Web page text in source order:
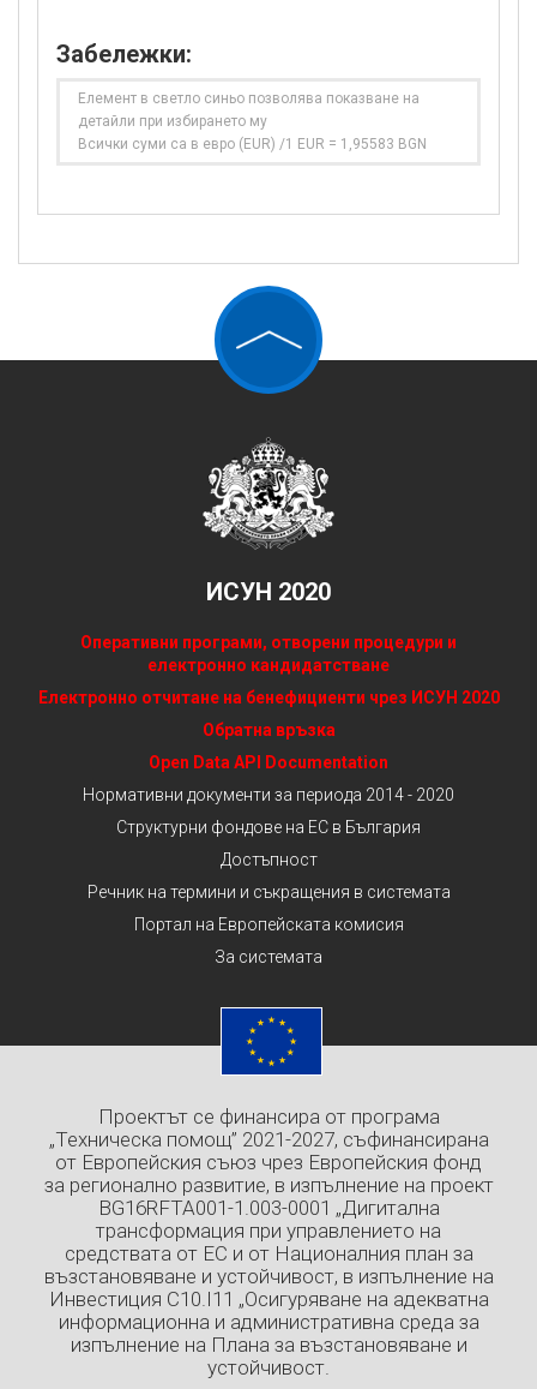
Забележки:
Елемент в светло синьо позволява показване на
детайли при избирането му
Всички суми са в евро (EUR) /1 EUR = 1,95583 BGN
ИСУН 2020
Оперативни програми, отворени процедури и
електронно кандидатстване
Електронно отчитане на бенефициенти чрез ИСУН 2020
Обратна връзка
Open Data API Documentation
Нормативни документи за периода 2014 - 2020
Структурни фондове на ЕС в България
Достъпност
Речник на термини и съкращения в системата
Портал на Европейската комисия
За системата
Проектът се финансира от програма
„Техническа помощ” 2021-2027, съфинансирана
от Европейския съюз чрез Европейския фонд
за регионално развитие, в изпълнение на проект
BG16RFTA001-1.003-0001 „Дигитална
трансформация при управлението на
средствата от ЕС и от Националния план за
възстановяване и устойчивост, в изпълнение на
Инвестиция C10.I11 „Осигуряване на адекватна
информационна и административна среда за
изпълнение на Плана за възстановяване и
устойчивост.